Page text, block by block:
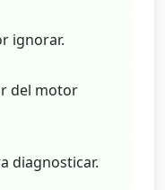
ignorar.
del motor
diagnosticar.